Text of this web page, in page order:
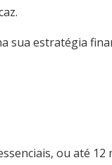
sua estratégia
ou até